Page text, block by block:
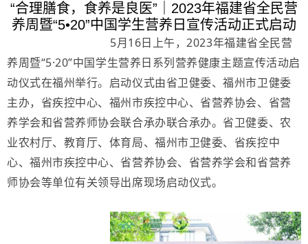
“合理膳食，食养是良医”｜2023年福建省全民营
养周暨“5•20”中国学生营养日宣传活动正式启动
5月16日上午，2023年福建省全民营
养周暨“5·20”中国学生营养日系列营养健康主题宣传活动启
动仪式在福州举行。启动仪式由省卫健委、福州市卫健委
主办，省疾控中心、福州市疾控中心、省营养协会、省营
养学会和省营养师协会联合承办联合承办。省卫健委、农
业农村厅、教育厅、体育局、福州市卫健委、省疾控中
心、福州市疾控中心、省营养协会、省营养学会和省营养
师协会等单位有关领导出席现场启动仪式。